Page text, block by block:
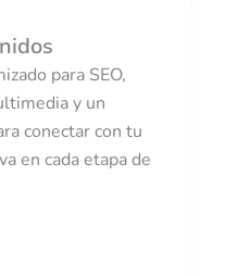
para SEO,
y un
conectar con tu
en cada etapa de